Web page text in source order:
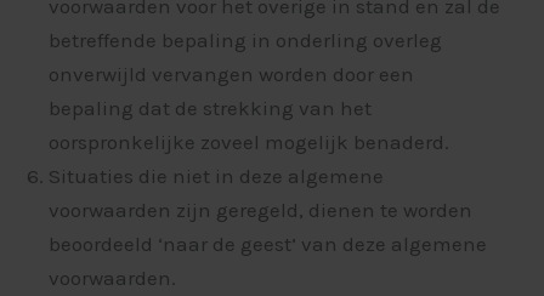
voorwaarden voor het overige in stand en zal de
betreffende bepaling in onderling overleg
onverwijld vervangen worden door een
bepaling dat de strekking van het
oorspronkelijke zoveel mogelijk benaderd.
Situaties die niet in deze algemene
voorwaarden zijn geregeld, dienen te worden
beoordeeld ‘naar de geest’ van deze algemene
voorwaarden.